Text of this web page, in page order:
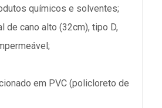
químicos e solventes;
de cano alto (32cm), tipo D,
em PVC (policloreto de